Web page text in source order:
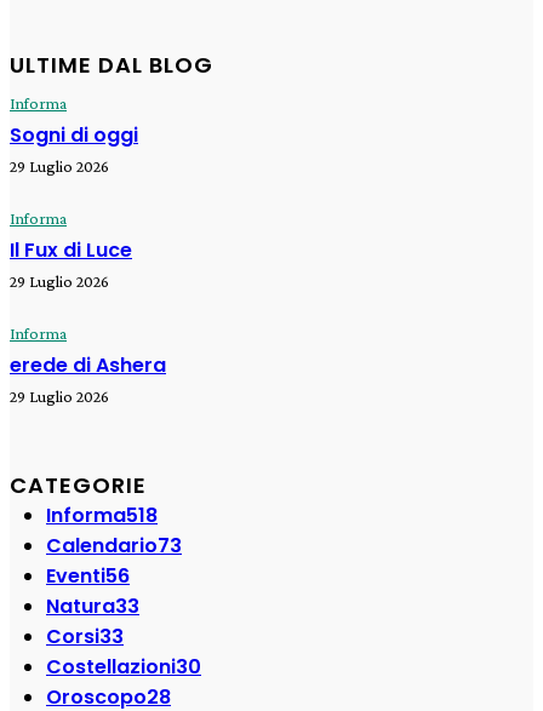
ULTIME DAL BLOG
Informa
Sogni di oggi
29 Luglio 2026
Informa
Il Fux di Luce
29 Luglio 2026
Informa
erede di Ashera
29 Luglio 2026
CATEGORIE
Informa518
Calendario73
Eventi56
Natura33
Corsi33
Costellazioni30
Oroscopo28